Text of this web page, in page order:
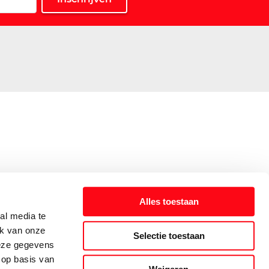
media te
van onze
gegevens
basis van
Alles toestaan
Selectie toestaan